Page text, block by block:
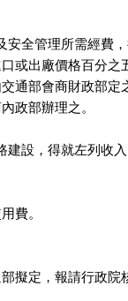
安全管理所需經費
口或出廠價格百分之
交通部會商財政部
政部辦理之。
建設，得就左列收
費。
部擬定，報請行政院